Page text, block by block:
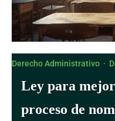
Derecho Administrativo ·
Ley para
proceso de